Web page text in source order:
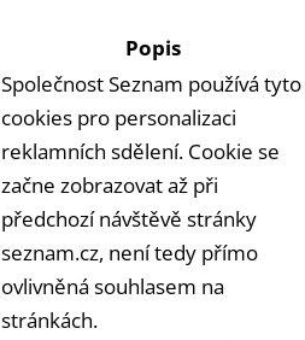
Popis
Společnost Seznam používá tyto
cookies pro personalizaci
reklamních sdělení. Cookie se
začne zobrazovat až při
předchozí návštěvě stránky
seznam.cz, není tedy přímo
ovlivněná souhlasem na
stránkách.